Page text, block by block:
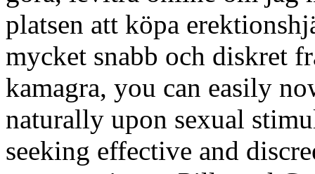
platsen att köpa
mycket snabb och diskret
kamagra, you can easily
naturally upon sexual
seeking effective and